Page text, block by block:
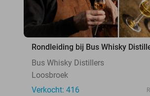
Rondleiding bij Bus Whisky
Bus Whisky Distillers
Loosbroek
Verkocht: 416